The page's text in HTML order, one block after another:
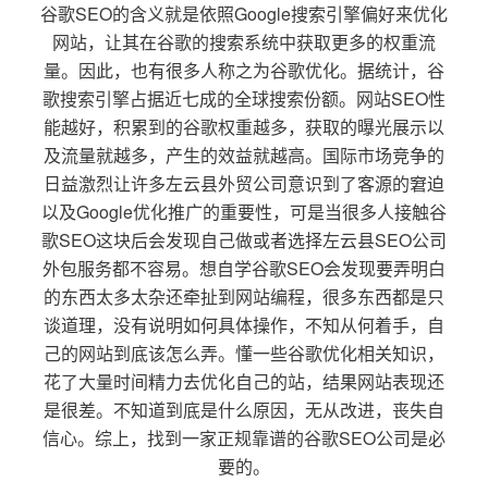
谷歌SEO的含义就是依照Google搜索引擎偏好来优化
网站，让其在谷歌的搜索系统中获取更多的权重流
量。因此，也有很多人称之为谷歌优化。据统计，谷
歌搜索引擎占据近七成的全球搜索份额。网站SEO性
能越好，积累到的谷歌权重越多，获取的曝光展示以
及流量就越多，产生的效益就越高。国际市场竞争的
日益激烈让许多左云县外贸公司意识到了客源的窘迫
以及Google优化推广的重要性，可是当很多人接触谷
歌SEO这块后会发现自己做或者选择左云县SEO公司
外包服务都不容易。想自学谷歌SEO会发现要弄明白
的东西太多太杂还牵扯到网站编程，很多东西都是只
谈道理，没有说明如何具体操作，不知从何着手，自
己的网站到底该怎么弄。懂一些谷歌优化相关知识，
花了大量时间精力去优化自己的站，结果网站表现还
是很差。不知道到底是什么原因，无从改进，丧失自
信心。综上，找到一家正规靠谱的谷歌SEO公司是必
要的。